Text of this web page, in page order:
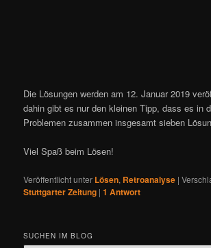
Die Lösungen werden am 12. Januar 2019
dahin gibt es nur den kleinen Tipp, dass es in
Problemen zusammen insgesamt sieben
Viel Spaß beim Lösen!
Veröffentlicht unter Lösen, Retroanalyse |
Stuttgarter Zeitung |1 Antwort
SUCHEN IM BLOG